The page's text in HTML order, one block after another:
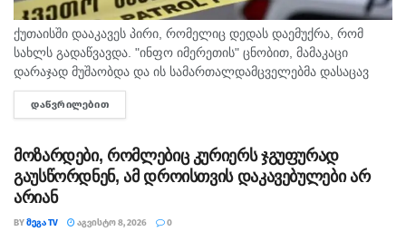
ქუთაისში დააკავეს პირი, რომელიც დედას დაემუქრა, რომ
სახლს გადაწვავდა. "ინფო იმერეთის" ცნობით, მამაკაცი
დარაჯად მუშაობდა და ის სამართალდამცველებმა დასაცავ
ობიექტზე აიყვანეს. შსს-ს ინფორმაციით, დაკავებულს
სისხლის სამართლის კოდექსის 11 პრიმა...
ᲓᲐᲬᲕᲠᲘᲚᲔᲑᲘᲗ
მოზარდები, რომლებიც კურიერს ჯგუფურად
გაუსწორდნენ, ამ დროისთვის დაკავებულები არ
არიან
BYᲛᲔᲒᲐ TV ᲐᲒᲕᲘᲡᲢᲝ 8, 2026 0